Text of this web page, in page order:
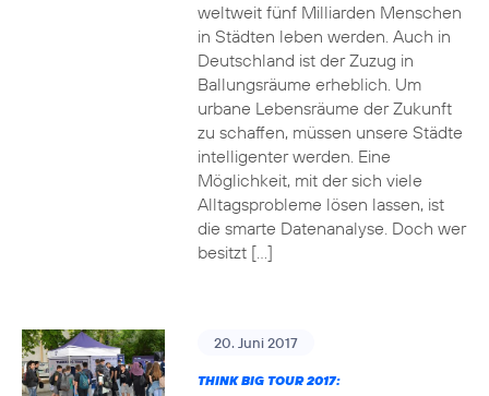
weltweit fünf Milliarden Menschen
in Städten leben werden. Auch in
Deutschland ist der Zuzug in
Ballungsräume erheblich. Um
urbane Lebensräume der Zukunft
zu schaffen, müssen unsere Städte
intelligenter werden. Eine
Möglichkeit, mit der sich viele
Alltagsprobleme lösen lassen, ist
die smarte Datenanalyse. Doch wer
besitzt […]
20. Juni 2017
THINK BIG TOUR 2017: